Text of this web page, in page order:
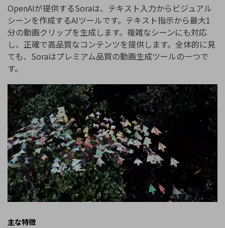
OpenAIが提供するSoraは、テキスト入力からビジュアル
シーンを作成するAIツールです。テキスト指示から最大1
分の動画クリップを生成します。複雑なシーンにも対応
し、正確で高品質なコンテンツを提供します。全体的に見
ても、Soraはプレミアム品質の動画生成ツールの一つで
す。
主な特徴